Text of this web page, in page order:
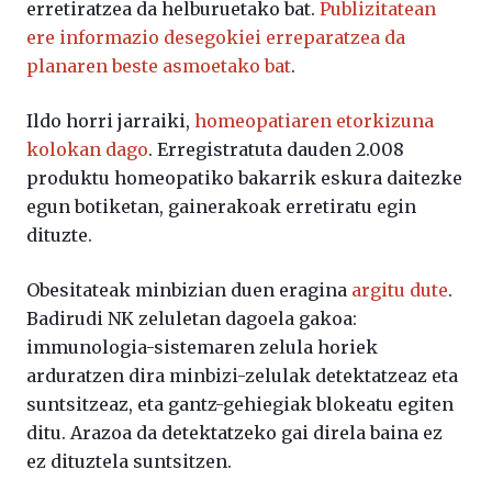
erretiratzea da helburuetako bat. Publizitatean
ere informazio desegokiei erreparatzea da
planaren beste asmoetako bat.
Ildo horri jarraiki, homeopatiaren etorkizuna
kolokan dago. Erregistratuta dauden 2.008
produktu homeopatiko bakarrik eskura daitezke
egun botiketan, gainerakoak erretiratu egin
dituzte.
Obesitateak minbizian duen eragina argitu dute.
Badirudi NK zeluletan dagoela gakoa:
immunologia-sistemaren zelula horiek
arduratzen dira minbizi-zelulak detektatzeaz eta
suntsitzeaz, eta gantz-gehiegiak blokeatu egiten
ditu. Arazoa da detektatzeko gai direla baina ez
ez dituztela suntsitzen.